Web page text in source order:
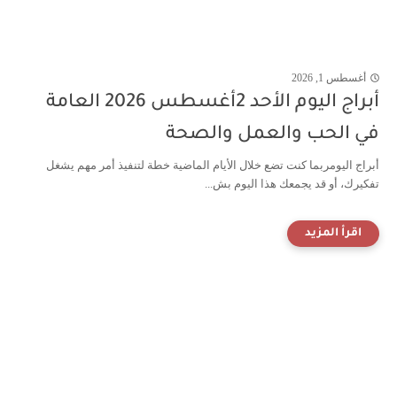
أغسطس 1, 2026
أبراج اليوم الأحد 2أغسطس 2026 العامة
في الحب والعمل والصحة
أبراج اليومربما كنت تضع خلال الأيام الماضية خطة لتنفيذ أمر مهم يشغل
تفكيرك، أو قد يجمعك هذا اليوم بش...